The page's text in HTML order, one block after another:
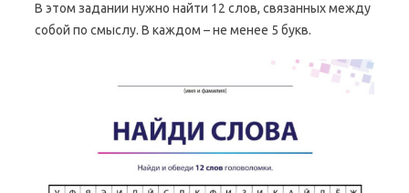
В этом задании нужно найти 12 слов, связанных между
собой по смыслу. В каждом – не менее 5 букв.